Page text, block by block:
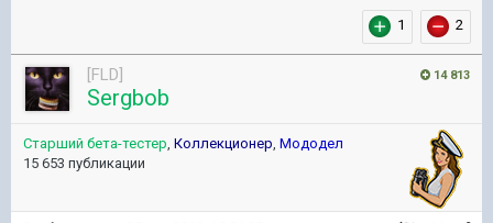
1 2
14 813
[FLD]
Sergbob
Старший бета-тестер Коллекционер Мододел
15 653 публикации